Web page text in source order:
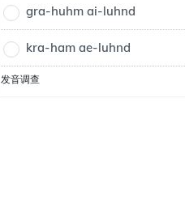
gra-huhm ai-luhnd
kra-ham ae-luhnd
发音调查